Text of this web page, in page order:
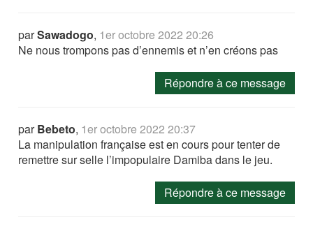
parSawadogo, 1er octobre 2022 20:26
Ne nous trompons pas d’ennemis et n’en créons pas
Répondre à ce message
parBebeto, 1er octobre 2022 20:37
La manipulation française est en cours pour tenter de
remettre sur selle l’impopulaire Damiba dans le jeu.
Répondre à ce message